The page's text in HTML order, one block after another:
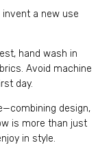
invent a new use
hand wash in
Avoid machine
day.
design,
is more than just
in style.